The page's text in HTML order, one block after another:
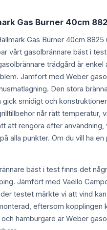
Gas Burner 40cm
Gas Burner 40cm
vårt gasolbrännare bäst i
trädgård är
Jämfört med Weber
Den stora
smidigt och
når rätt
att rengöra efter
alla punkter. Om du vill ha
bäst i test finns det
Jämfört med Vaello
testet märkte vi att vind
eftersom kopplingen
hamburgare är Weber